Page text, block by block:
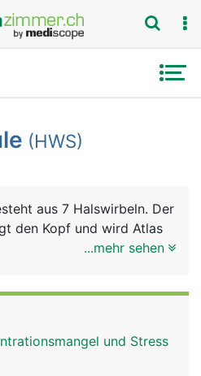
(HWS)
aus 7 Halswirbeln. Der
den Kopf und wird Atlas
...mehr sehen
und Stress